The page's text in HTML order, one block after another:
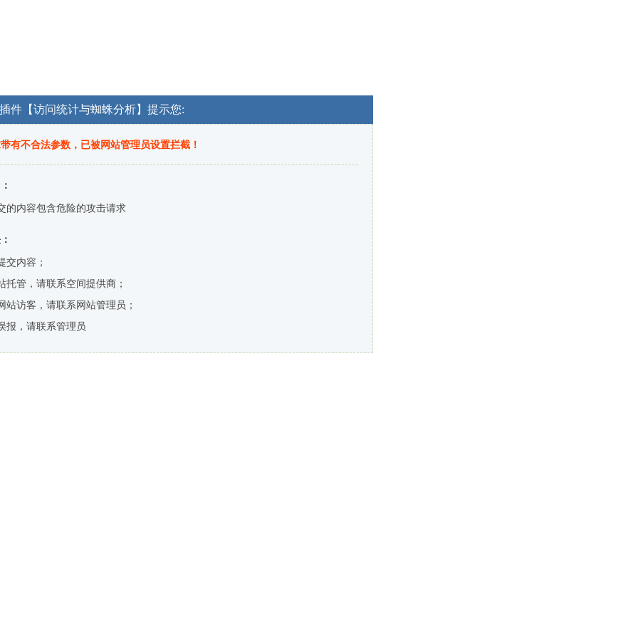
件【访问统计与蜘蛛分析】提示您:
有不合法参数，已被网站管理员设置拦截！
的内容包含危险的攻击请求
交内容；
托管，请联系空间提供商；
站访客，请联系网站管理员；
报，请联系管理员